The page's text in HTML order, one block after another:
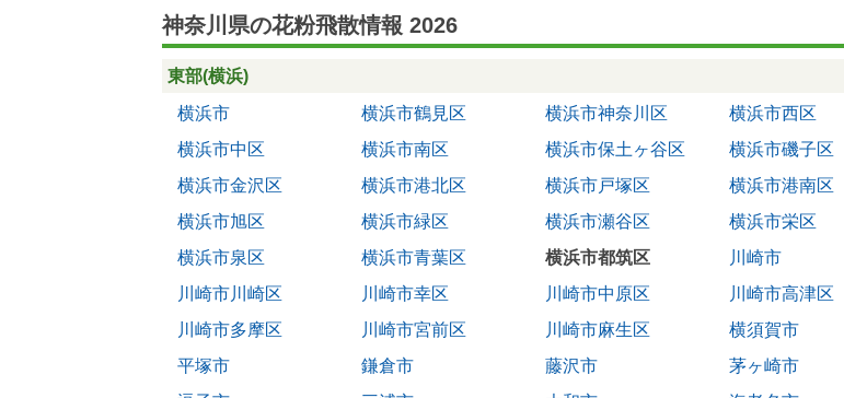
神奈川県の花粉飛散情報 2026
東部(横浜)
横浜市
横浜市鶴見区 横浜市神奈川区
横浜市西区
横浜市中区
横浜市南区 横浜市保土ヶ谷区
横浜市磯子区
横浜市金沢区
横浜市港北区 横浜市戸塚区
横浜市港南区
横浜市旭区
横浜市緑区 横浜市瀬谷区
横浜市栄区
横浜市泉区
横浜市青葉区 横浜市都筑区
川崎市
川崎市川崎区
川崎市幸区 川崎市中原区
川崎市高津区
川崎市多摩区
川崎市宮前区 川崎市麻生区
横須賀市
平塚市
鎌倉市 藤沢市
茅ヶ崎市